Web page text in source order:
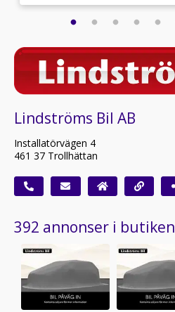
Lindströms Bil AB
Installatörvägen 4
461 37 Trollhättan
392 annonser i butiken